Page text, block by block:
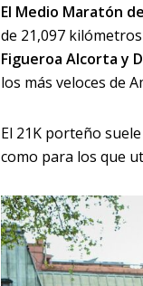
El Medio Maratón
de 21,097
Figueroa Alcorta y
los más veloces de
El 21K porteño
como para los que